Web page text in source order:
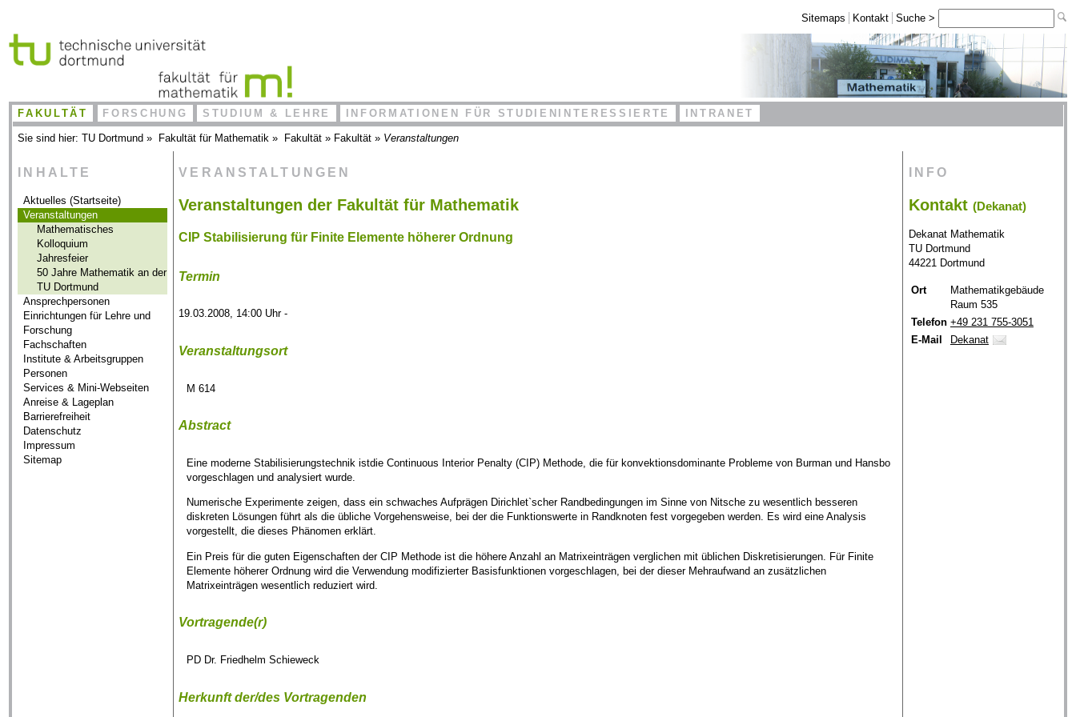
Sitemaps Kontakt Suche >
FAKULTÄT FORSCHUNG STUDIUM & LEHRE INFORMATIONEN FÜR STUDIENINTERESSIERTE INTRANET
Sie sind hier:TU Dortmund » Fakultät für Mathematik » Fakultät » Fakultät » Veranstaltungen
INHALTE
Aktuelles (Startseite)
Veranstaltungen
Mathematisches
Kolloquium
Jahresfeier
50 Jahre Mathematik an der
TU Dortmund
Ansprechpersonen
Einrichtungen für Lehre und
Forschung
Fachschaften
Institute & Arbeitsgruppen
Personen
Services & Mini-Webseiten
Anreise & Lageplan
Barrierefreiheit
Datenschutz
Impressum
Sitemap
VERANSTALTUNGEN
Veranstaltungen der Fakultät für Mathematik
CIP Stabilisierung für Finite Elemente höherer Ordnung
Termin
19.03.2008, 14:00 Uhr -
Veranstaltungsort
M 614
Abstract
Eine moderne Stabilisierungstechnik istdie Continuous Interior Penalty (CIP) Methode, die für konvektionsdominante Probleme von Burman und Hansbo
vorgeschlagen und analysiert wurde.
Numerische Experimente zeigen, dass ein schwaches Aufprägen Dirichlet`scher Randbedingungen im Sinne von Nitsche zu wesentlich besseren
diskreten Lösungen führt als die übliche Vorgehensweise, bei der die Funktionswerte in Randknoten fest vorgegeben werden. Es wird eine Analysis
vorgestellt, die dieses Phänomen erklärt.
Ein Preis für die guten Eigenschaften der CIP Methode ist die höhere Anzahl an Matrixeinträgen verglichen mit üblichen Diskretisierungen. Für Finite
Elemente höherer Ordnung wird die Verwendung modifizierter Basisfunktionen vorgeschlagen, bei der dieser Mehraufwand an zusätzlichen
Matrixeinträgen wesentlich reduziert wird.
Vortragende(r)
PD Dr. Friedhelm Schieweck
Herkunft der/des Vortragenden
INFO
Kontakt (Dekanat)
Dekanat Mathematik
TU Dortmund
44221 Dortmund
Ort
Mathematikgebäude
Raum 535
Telefon +49 231 755-3051
E-Mail
Dekanat